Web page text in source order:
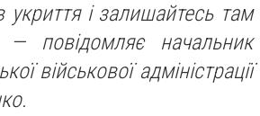
укриття і залишайтесь там
— повідомляє начальник
військової адміністрації